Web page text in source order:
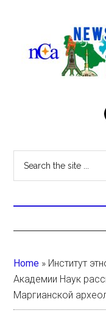
Home » Институт
Академии Наук
Маргианской